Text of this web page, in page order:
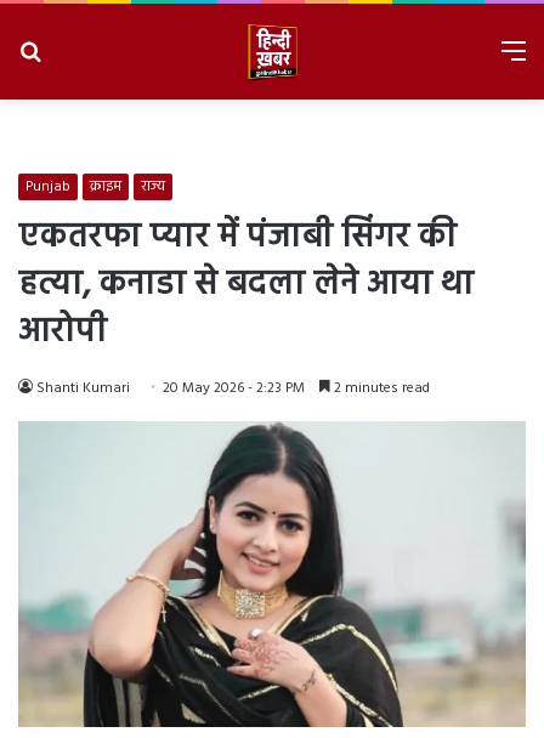
Punjab क्राइम राज्य
एकतरफा प्यार में पंजाबी सिंगर की
हत्या, कनाडा से बदला लेने आया था
आरोपी
Shanti Kumari 20 May 2026 - 2:23 PM 2 minutes read